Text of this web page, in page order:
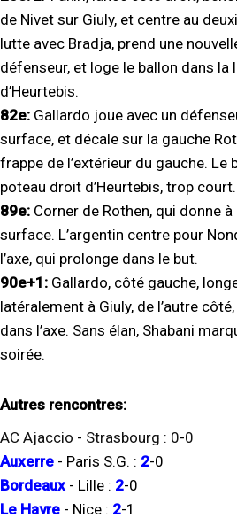
de Nivet sur Giuly, et centre au
lutte avec Bradja, prend une
défenseur, et loge le ballon dans la
d’Heurtebis.
82e: Gallardo joue avec un
surface, et décale sur la gauche
frappe de l’extérieur du gauche. Le
poteau droit d’Heurtebis, trop court.
89e: Corner de Rothen, qui donne
surface. L’argentin centre pour
l’axe, qui prolonge dans le but.
90e+1: Gallardo, côté gauche,
latéralement à Giuly, de l’autre
dans l’axe. Sans élan, Shabani
soirée.
Autres rencontres:
AC Ajaccio - Strasbourg : 0-0
Auxerre - Paris S.G. : 2-0
Bordeaux - Lille : 2-0
Le Havre - Nice : 2-1